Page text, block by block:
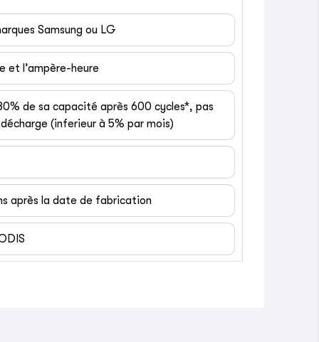
Samsung ou LG
et l’ampère-heure
de sa capacité après 600 cycles*, pas
(inferieur à 5% par mois)
après la date de fabrication